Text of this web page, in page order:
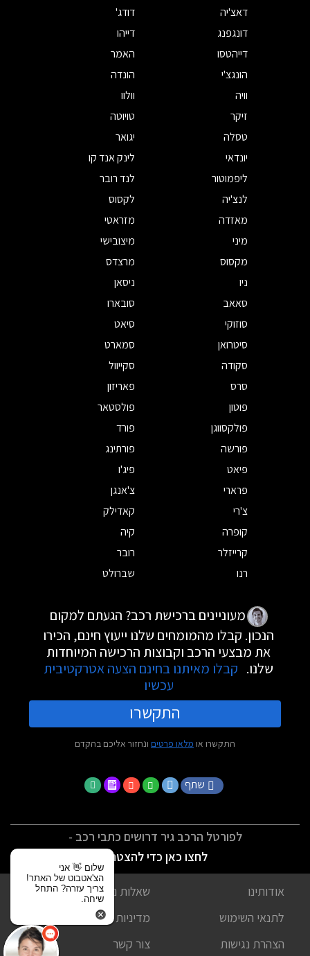
דאצ'יה
דודג'
דונגפנג
דייהו
דייהטסו
האמר
הונגצ'י
הונדה
וויה
וולוו
זיקר
טויוטה
טסלה
יגואר
יונדאי
לינק אנד קו
ליפמוטור
לנד רובר
לנצ'יה
לקסוס
מאזדה
מזראטי
מיני
מיצובישי
מקסוס
מרצדס
ניו
ניסאן
סאאב
סובארו
סוזוקי
סיאט
סיטרואן
סמארט
סקודה
סקייוול
סרס
פאריזון
פוטון
פולסטאר
פולקסווגן
פורד
פורשה
פורתינג
פיאט
פיג'ו
פרארי
צ'אנגן
צ'רי
קאדילק
קופרה
קיה
קרייזלר
רובר
רנו
שברולט
מעוניינים ברכישת רכב? הגעתם למקום
הנכון. קבלו מהמומחים שלנו ייעוץ חינם, הכירו
את מבצעי הרכב וקבוצות הרכישה המיוחדות
שלנו. קבלו מאיתנו בחינם הצעה אטרקטיבית
עכשיו
התקשרו
התקשרו או מלאו פרטים ונחזור אליכם בהקדם
שתף
לפורטל הרכב גיר דרושים כתבי רכב -
לחצו כאן כדי להצטרף
אודותינו
שאלות נפוצות
לתנאי השימוש
מדיניות פרטיות
הצהרת נגישות
צור קשר
שלום 👋 אני
הצ'אטבוט של האתר!
צריך עזרה? התחל
שיחה.